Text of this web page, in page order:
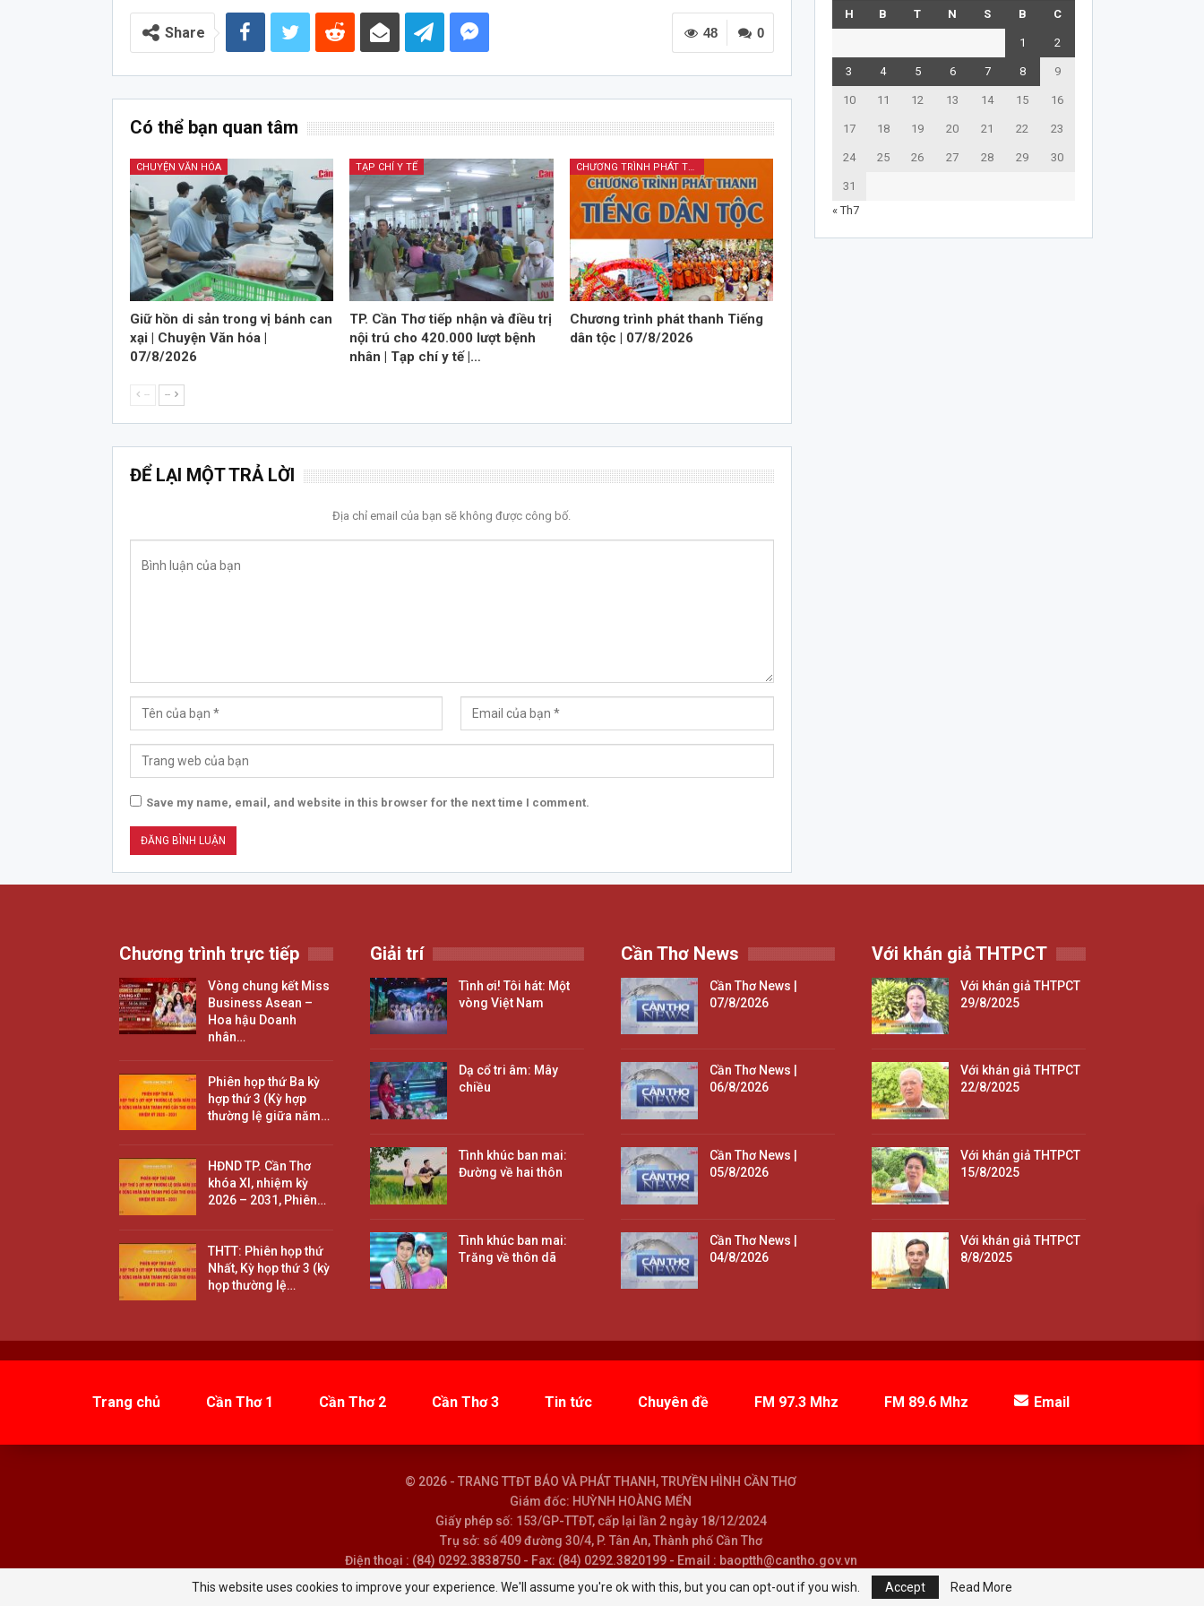
Audio
các
phím
mũi
tên
Lên/Xuống
để
tăng
hoặc
giảm
âm
lượng.
0
48
Share
Có thể bạn quan tâm
CHUYỆN VĂN HÓA
Giữ hồn di sản trong vị bánh can
xại | Chuyện Văn hóa |
07/8/2026
TẠP CHÍ Y TẾ
TP. Cần Thơ tiếp nhận và điều trị
nội trú cho 420.000 lượt bệnh
nhân | Tạp chí y tế |…
CHƯƠNG TRÌNH PHÁT THANH TIẾNG DÂN TỘC
Chương trình phát thanh Tiếng
dân tộc | 07/8/2026
-- --
ĐỂ LẠI MỘT TRẢ LỜI
Địa chỉ email của bạn sẽ không được công bố.
Save my name, email, and website in this browser for the next time I comment.
H B T N S B C
1 2
3 4 5 6 7 8 9
10 11 12 13 14 15 16
17 18 19 20 21 22 23
24 25 26 27 28 29 30
31
« Th7
Chương trình trực tiếp
Vòng chung kết Miss
Business Asean –
Hoa hậu Doanh
nhân…
Phiên họp thứ Ba kỳ
hợp thứ 3 (Kỳ hợp
thường lệ giữa năm…
HĐND TP. Cần Thơ
khóa XI, nhiệm kỳ
2026 – 2031, Phiên…
THTT: Phiên họp thứ
Nhất, Kỳ họp thứ 3 (kỳ
họp thường lệ…
Giải trí
Tình ơi! Tôi hát: Một
vòng Việt Nam
Dạ cổ tri âm: Mây
chiều
Tình khúc ban mai:
Đường về hai thôn
Tình khúc ban mai:
Trăng về thôn dã
Cần Thơ News
Cần Thơ News |
07/8/2026
Cần Thơ News |
06/8/2026
Cần Thơ News |
05/8/2026
Cần Thơ News |
04/8/2026
Với khán giả THTPCT
Với khán giả THTPCT
29/8/2025
Với khán giả THTPCT
22/8/2025
Với khán giả THTPCT
15/8/2025
Với khán giả THTPCT
8/8/2025
Trang chủ Cần Thơ 1 Cần Thơ 2 Cần Thơ 3 Tin tức Chuyên đề FM 97.3 Mhz FM 89.6 Mhz Email
© 2026 - TRANG TTĐT BÁO VÀ PHÁT THANH, TRUYỀN HÌNH CẦN THƠ
Giám đốc: HUỲNH HOÀNG MẾN
Giấy phép số: 153/GP-TTĐT, cấp lại lần 2 ngày 18/12/2024
Trụ sở: số 409 đường 30/4, P. Tân An, Thành phố Cần Thơ
Điện thoại : (84) 0292.3838750 - Fax: (84) 0292.3820199 - Email : baoptth@cantho.gov.vn
This website uses cookies to improve your experience. We'll assume you're ok with this, but you can opt-out if you wish.
Accept Read More